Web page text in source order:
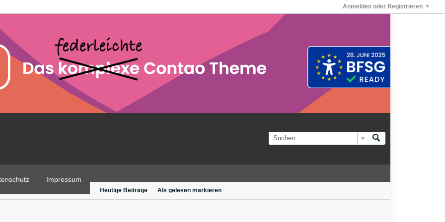
Anmelden oder Registrieren
Impressum
Heutige Beiträge Als gelesen markieren